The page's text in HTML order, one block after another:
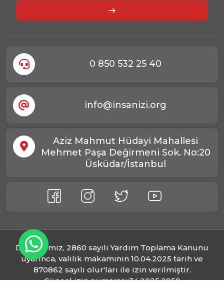
0 850 532 25 40
info@insanizi.org
Aziz Mahmut Hüdayi Mahallesi
Mehmet Paşa Değirmeni Sok. No:20
Üsküdar/İstanbul
Derneğimiz, 2860 sayılı Yardım Toplama Kanunu
uyarınca, valilik makamının 10.04.2025 tarih ve
870862 sayılı olur'ları ile izin verilmiştir.
Güncel izin numarası:34.2025.2959